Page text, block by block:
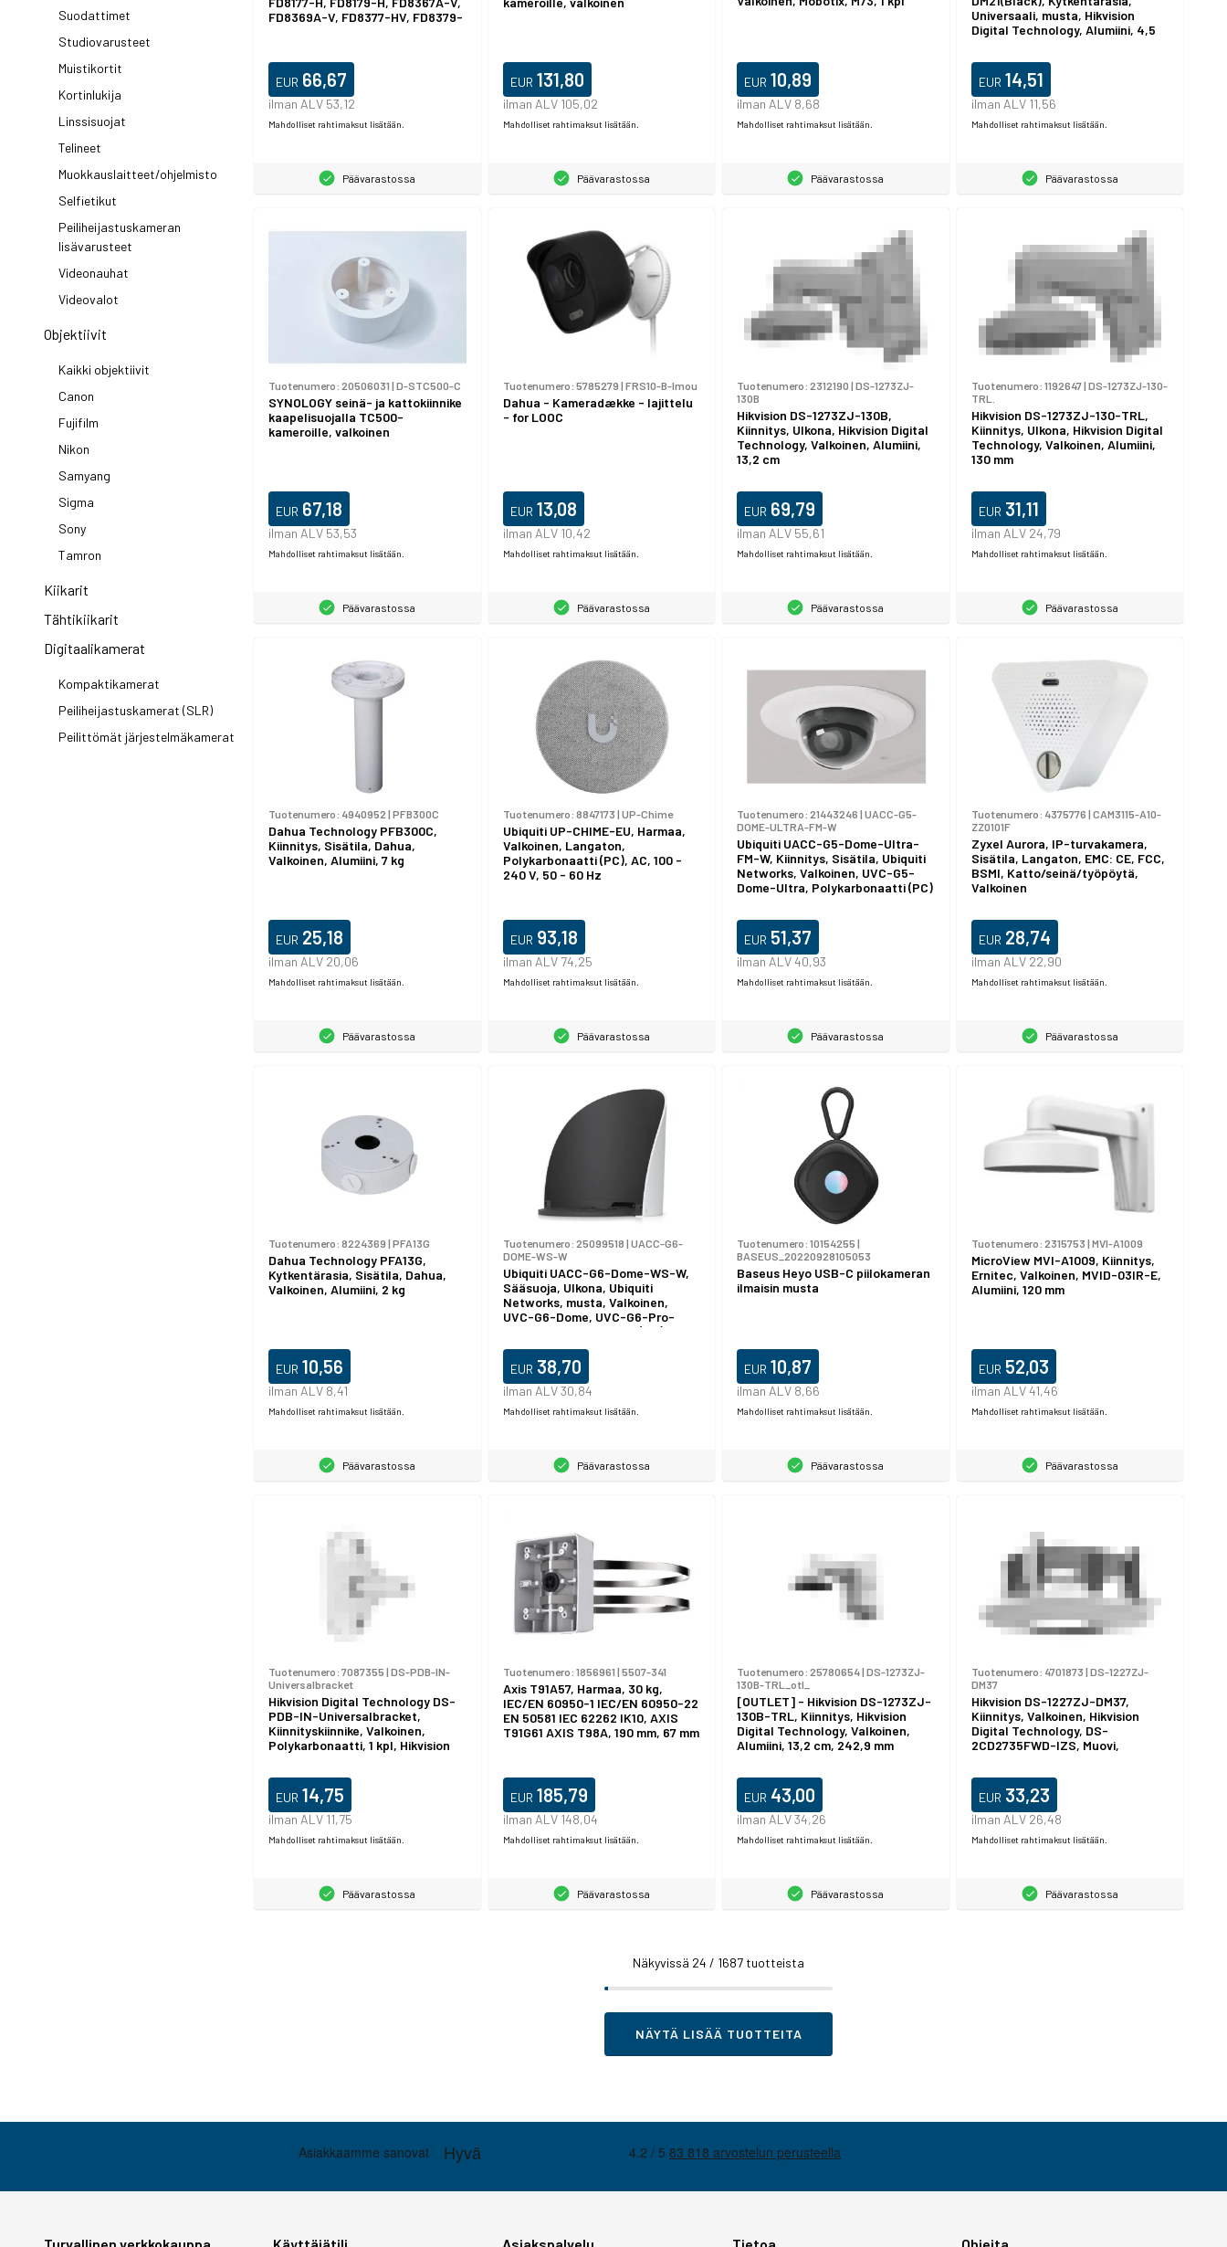
Suodattimet
Studiovarusteet
Muistikortit
Kortinlukija
Linssisuojat
Telineet
Muokkauslaitteet/ohjelmisto
Selfietikut
Peiliheijastuskameran
lisävarusteet
Videonauhat
Videovalot
Objektiivit
Kaikki objektiivit
Canon
Fujifilm
Nikon
Samyang
Sigma
Sony
Tamron
Kiikarit
Tähtikiikarit
Digitaalikamerat
Kompaktikamerat
Peiliheijastuskamerat (SLR)
Peilittömät järjestelmäkamerat
FD8369A-V, FD8377-HV, FD8379-
EUR 66,67
ilman ALV 53,12
Mahdolliset rahtimaksut lisätään.
Päävarastossa
EUR 131,80
ilman ALV 105,02
Mahdolliset rahtimaksut lisätään.
Päävarastossa
EUR 10,89
ilman ALV 8,68
Mahdolliset rahtimaksut lisätään.
Päävarastossa
Universaali, musta, Hikvision
Digital Technology, Alumiini, 4,5
EUR 14,51
ilman ALV 11,56
Mahdolliset rahtimaksut lisätään.
Päävarastossa
Tuotenumero: 20506031 | D-STC500-C
SYNOLOGY seinä- ja kattokiinnike
kaapelisuojalla TC500-
kameroille, valkoinen
EUR 67,18
ilman ALV 53,53
Mahdolliset rahtimaksut lisätään.
Päävarastossa
Tuotenumero: 5785279 | FRS10-B-Imou
Dahua - Kameradække - lajittelu
- for LOOC
EUR 13,08
ilman ALV 10,42
Mahdolliset rahtimaksut lisätään.
Päävarastossa
Tuotenumero: 2312190 | DS-1273ZJ-
130B
Hikvision DS-1273ZJ-130B,
Kiinnitys, Ulkona, Hikvision Digital
Technology, Valkoinen, Alumiini,
13,2 cm
EUR 69,79
ilman ALV 55,61
Mahdolliset rahtimaksut lisätään.
Päävarastossa
Tuotenumero: 1192647| DS-1273ZJ-130-
TRL.
Hikvision DS-1273ZJ-130-TRL,
Kiinnitys, Ulkona, Hikvision Digital
Technology, Valkoinen, Alumiini,
130 mm
EUR 31,11
ilman ALV 24,79
Mahdolliset rahtimaksut lisätään.
Päävarastossa
Tuotenumero: 4940952 | PFB300C
Dahua Technology PFB300C,
Kiinnitys, Sisätila, Dahua,
Valkoinen, Alumiini, 7 kg
EUR 25,18
ilman ALV 20,06
Mahdolliset rahtimaksut lisätään.
Päävarastossa
Tuotenumero: 8847173 | UP-Chime
Ubiquiti UP-CHIME-EU, Harmaa,
Valkoinen, Langaton,
Polykarbonaatti (PC), AC, 100 -
240 V, 50 - 60 Hz
EUR 93,18
ilman ALV 74,25
Mahdolliset rahtimaksut lisätään.
Päävarastossa
Tuotenumero: 21443246 | UACC-G5-
DOME-ULTRA-FM-W
Ubiquiti UACC-G5-Dome-Ultra-
FM-W, Kiinnitys, Sisätila, Ubiquiti
Networks, Valkoinen, UVC-G5-
Dome-Ultra, Polykarbonaatti (PC)
EUR 51,37
ilman ALV 40,93
Mahdolliset rahtimaksut lisätään.
Päävarastossa
Tuotenumero: 4375776 | CAM3115-A10-
ZZ0101F
Zyxel Aurora, IP-turvakamera,
Sisätila, Langaton, EMC: CE, FCC,
BSMI, Katto/seinä/työpöytä,
Valkoinen
EUR 28,74
ilman ALV 22,90
Mahdolliset rahtimaksut lisätään.
Päävarastossa
Tuotenumero: 8224369 | PFA13G
Dahua Technology PFA13G,
Kytkentärasia, Sisätila, Dahua,
Valkoinen, Alumiini, 2 kg
EUR 10,56
ilman ALV 8,41
Mahdolliset rahtimaksut lisätään.
Päävarastossa
Tuotenumero: 25099518 | UACC-G6-
DOME-WS-W
Ubiquiti UACC-G6-Dome-WS-W,
Sääsuoja, Ulkona, Ubiquiti
Networks, musta, Valkoinen,
UVC-G6-Dome, UVC-G6-Pro-
Dome, Polykarbonaatti (PC)
EUR 38,70
ilman ALV 30,84
Mahdolliset rahtimaksut lisätään.
Päävarastossa
Tuotenumero: 10154255 |
BASEUS_20220928105053
Baseus Heyo USB-C piilokameran
ilmaisin musta
EUR 10,87
ilman ALV 8,66
Mahdolliset rahtimaksut lisätään.
Päävarastossa
Tuotenumero: 2315753 | MVI-A1009
MicroView MVI-A1009, Kiinnitys,
Ernitec, Valkoinen, MVID-03IR-E,
Alumiini, 120 mm
EUR 52,03
ilman ALV 41,46
Mahdolliset rahtimaksut lisätään.
Päävarastossa
Tuotenumero: 7087355 | DS-PDB-IN-
Universalbracket
Hikvision Digital Technology DS-
PDB-IN-Universalbracket,
Kiinnityskiinnike, Valkoinen,
Polykarbonaatti, 1 kpl, Hikvision
EUR 14,75
ilman ALV 11,75
Mahdolliset rahtimaksut lisätään.
Päävarastossa
Tuotenumero: 1856961 | 5507-341
Axis T91A57, Harmaa, 30 kg,
IEC/EN 60950-1 IEC/EN 60950-22
EN 50581 IEC 62262 IK10, AXIS
T91G61 AXIS T98A, 190 mm, 67 mm
EUR 185,79
ilman ALV 148,04
Mahdolliset rahtimaksut lisätään.
Päävarastossa
Tuotenumero: 25780654| DS-1273ZJ-
130B-TRL_otl_
[OUTLET] - Hikvision DS-1273ZJ-
130B-TRL, Kiinnitys, Hikvision
Digital Technology, Valkoinen,
Alumiini, 13,2 cm, 242,9 mm
EUR 43,00
ilman ALV 34,26
Mahdolliset rahtimaksut lisätään.
Päävarastossa
Tuotenumero: 4701873 | DS-1227ZJ-
DM37
Hikvision DS-1227ZJ-DM37,
Kiinnitys, Valkoinen, Hikvision
Digital Technology, DS-
2CD2735FWD-IZS, Muovi,
EUR 33,23
ilman ALV 26,48
Mahdolliset rahtimaksut lisätään.
Päävarastossa
Näkyvissä 24 / 1687 tuotteista
NÄYTÄ LISÄÄ TUOTTEITA